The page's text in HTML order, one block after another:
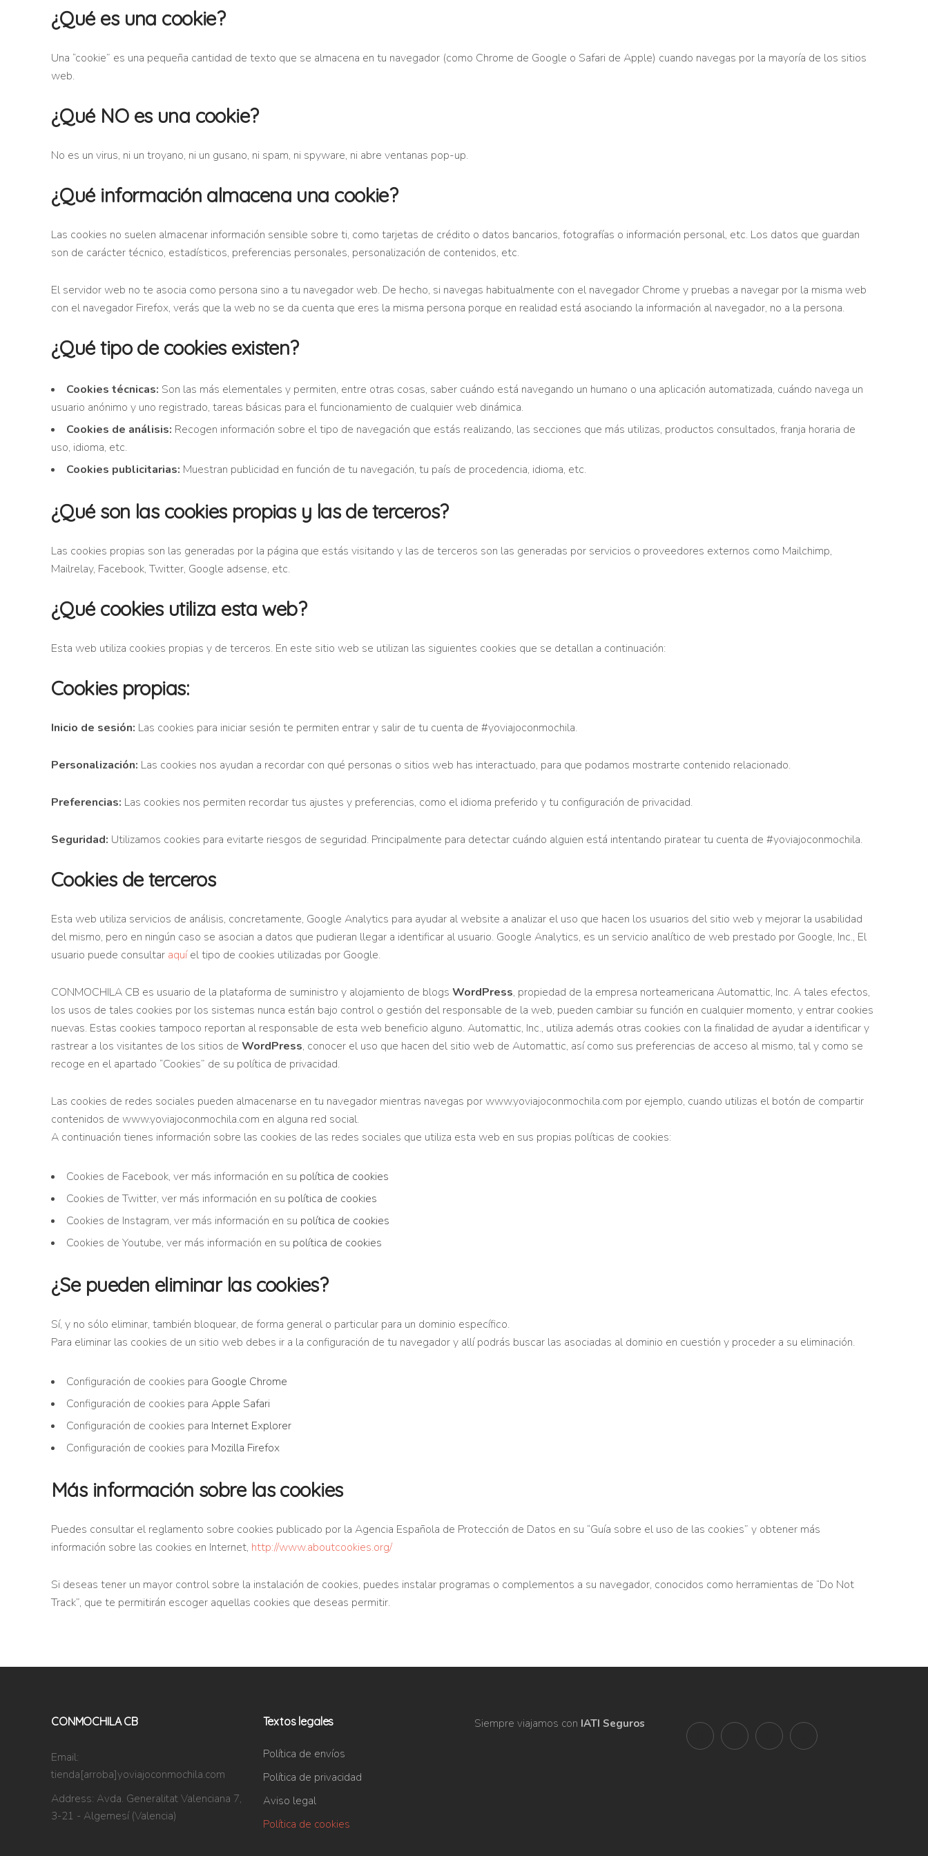
¿Qué es una cookie?
Una “cookie” es una pequeña cantidad de texto que se almacena en tu navegador (como Chrome de Google o Safari de Apple) cuando navegas por la mayoría de los sitios
web.
¿Qué NO es una cookie?
No es un virus, ni un troyano, ni un gusano, ni spam, ni spyware, ni abre ventanas pop-up.
¿Qué información almacena una cookie?
Las cookies no suelen almacenar información sensible sobre ti, como tarjetas de crédito o datos bancarios, fotografías o información personal, etc. Los datos que guardan
son de carácter técnico, estadísticos, preferencias personales, personalización de contenidos, etc.
El servidor web no te asocia como persona sino a tu navegador web. De hecho, si navegas habitualmente con el navegador Chrome y pruebas a navegar por la misma web
con el navegador Firefox, verás que la web no se da cuenta que eres la misma persona porque en realidad está asociando la información al navegador, no a la persona.
¿Qué tipo de cookies existen?
Cookies técnicas: Son las más elementales y permiten, entre otras cosas, saber cuándo está navegando un humano o una aplicación automatizada, cuándo navega un
usuario anónimo y uno registrado, tareas básicas para el funcionamiento de cualquier web dinámica.
Cookies de análisis: Recogen información sobre el tipo de navegación que estás realizando, las secciones que más utilizas, productos consultados, franja horaria de
uso, idioma, etc.
Cookies publicitarias: Muestran publicidad en función de tu navegación, tu país de procedencia, idioma, etc.
¿Qué son las cookies propias y las de terceros?
Las cookies propias son las generadas por la página que estás visitando y las de terceros son las generadas por servicios o proveedores externos como Mailchimp,
Mailrelay, Facebook, Twitter, Google adsense, etc.
¿Qué cookies utiliza esta web?
Esta web utiliza cookies propias y de terceros. En este sitio web se utilizan las siguientes cookies que se detallan a continuación:
Cookies propias:
Inicio de sesión: Las cookies para iniciar sesión te permiten entrar y salir de tu cuenta de #yoviajoconmochila.
Personalización: Las cookies nos ayudan a recordar con qué personas o sitios web has interactuado, para que podamos mostrarte contenido relacionado.
Preferencias: Las cookies nos permiten recordar tus ajustes y preferencias, como el idioma preferido y tu configuración de privacidad.
Seguridad: Utilizamos cookies para evitarte riesgos de seguridad. Principalmente para detectar cuándo alguien está intentando piratear tu cuenta de #yoviajoconmochila.
Cookies de terceros
Esta web utiliza servicios de análisis, concretamente, Google Analytics para ayudar al website a analizar el uso que hacen los usuarios del sitio web y mejorar la usabilidad
del mismo, pero en ningún caso se asocian a datos que pudieran llegar a identificar al usuario. Google Analytics, es un servicio analítico de web prestado por Google, Inc., El
usuario puede consultar aquíel tipo de cookies utilizadas por Google.
CONMOCHILA CB es usuario de la plataforma de suministro y alojamiento de blogs WordPress, propiedad de la empresa norteamericana Automattic, Inc. A tales efectos,
los usos de tales cookies por los sistemas nunca están bajo control o gestión del responsable de la web, pueden cambiar su función en cualquier momento, y entrar cookies
nuevas. Estas cookies tampoco reportan al responsable de esta web beneficio alguno. Automattic, Inc., utiliza además otras cookies con la finalidad de ayudar a identificar y
rastrear a los visitantes de los sitios de WordPress, conocer el uso que hacen del sitio web de Automattic, así como sus preferencias de acceso al mismo, tal y como se
recoge en el apartado “Cookies” de su política de privacidad.
Las cookies de redes sociales pueden almacenarse en tu navegador mientras navegas por www.yoviajoconmochila.com por ejemplo, cuando utilizas el botón de compartir
contenidos de www.yoviajoconmochila.com en alguna red social.
A continuación tienes información sobre las cookies de las redes sociales que utiliza esta web en sus propias políticas de cookies:
Cookies de Facebook, ver más información en su política de cookies
Cookies de Twitter, ver más información en su política de cookies
Cookies de Instagram, ver más información en su política de cookies
Cookies de Youtube, ver más información en su política de cookies
¿Se pueden eliminar las cookies?
Sí, y no sólo eliminar, también bloquear, de forma general o particular para un dominio específico.
Para eliminar las cookies de un sitio web debes ir a la configuración de tu navegador y allí podrás buscar las asociadas al dominio en cuestión y proceder a su eliminación.
Configuración de cookies para Google Chrome
Configuración de cookies para Apple Safari
Configuración de cookies para Internet Explorer
Configuración de cookies para Mozilla Firefox
Más información sobre las cookies
Puedes consultar el reglamento sobre cookies publicado por la Agencia Española de Protección de Datos en su “Guía sobre el uso de las cookies” y obtener más
información sobre las cookies en Internet, http://www.aboutcookies.org/
Si deseas tener un mayor control sobre la instalación de cookies, puedes instalar programas o complementos a su navegador, conocidos como herramientas de “Do Not
Track”, que te permitirán escoger aquellas cookies que deseas permitir.
CONMOCHILA CB
Email:
tienda[arroba]yoviajoconmochila.com
Address: Avda. Generalitat Valenciana 7,
3-21 - Algemesí (Valencia)
Textos legales
Política de envíos
Política de privacidad
Aviso legal
Política de cookies
Siempre viajamos con IATI Seguros